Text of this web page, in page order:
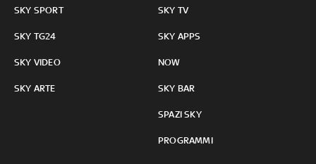
SKY SPORT
SKY TG24
SKY VIDEO
SKY ARTE
SKY TV
SKY APPS
NOW
SKY BAR
SPAZI SKY
PROGRAMMI